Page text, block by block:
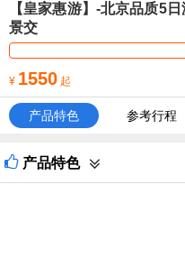
【皇家惠游】-北京品质5
景交
皇家惠游
—漫游帝都，追忆冬奥精神……
住的舒心：精选北京中心区连
¥ 1550 起
产品特色 参考行程
产品特色